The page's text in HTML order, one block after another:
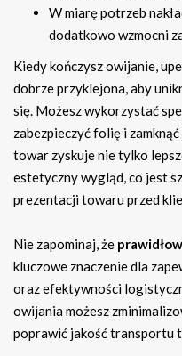
W miarę potrzeb
dodatkowo wzmocni
Kiedy kończysz owijanie,
dobrze przyklejona, aby
się. Możesz wykorzystać
zabezpieczyć folię i
towar zyskuje nie tylko
estetyczny wygląd, co jest
prezentacji towaru przed
Nie zapominaj, że
kluczowe znaczenie dla
oraz efektywności
owijania możesz
poprawić jakość transportu